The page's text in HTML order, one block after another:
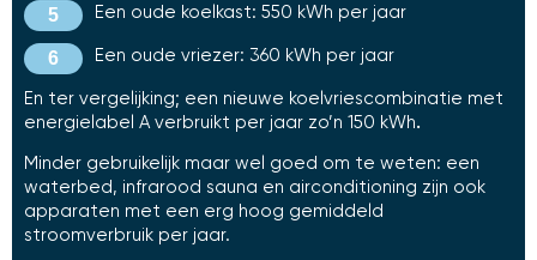
Een oude koelkast: 550 kWh per jaar
Een oude vriezer: 360 kWh per jaar
En ter vergelijking; een nieuwe koelvriescombinatie met
energielabel A verbruikt per jaar zo’n 150 kWh.
Minder gebruikelijk maar wel goed om te weten: een
waterbed, infrarood sauna en airconditioning zijn ook
apparaten met een erg hoog gemiddeld
stroomverbruik per jaar.